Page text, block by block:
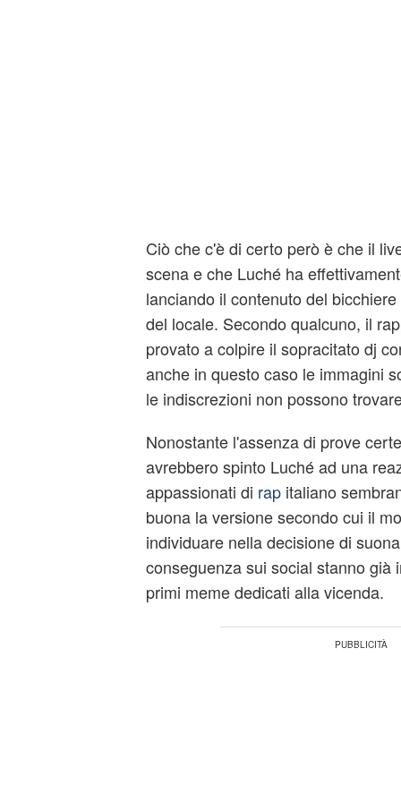
Ciò che c'è di certo però è che il
scena e che Luché ha
lanciando il contenuto del
del locale. Secondo qualcuno, il
provato a colpire il sopracitato dj
anche in questo caso le immagini
le indiscrezioni non possono
Nonostante l'assenza di prove
avrebbero spinto Luché ad una
appassionati di rapitaliano
buona la versione secondo cui il
individuare nella decisione di
conseguenza sui social stanno già
primi meme dedicati alla vicenda.